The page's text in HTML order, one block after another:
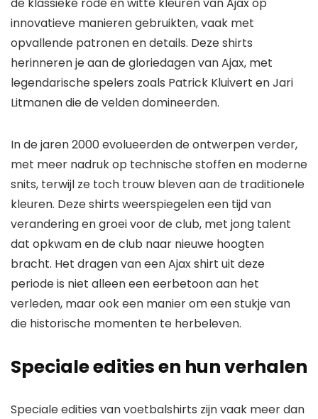
de klassieke rode en witte kleuren van Ajax op
innovatieve manieren gebruikten, vaak met
opvallende patronen en details. Deze shirts
herinneren je aan de gloriedagen van Ajax, met
legendarische spelers zoals Patrick Kluivert en Jari
Litmanen die de velden domineerden.
In de jaren 2000 evolueerden de ontwerpen verder,
met meer nadruk op technische stoffen en moderne
snits, terwijl ze toch trouw bleven aan de traditionele
kleuren. Deze shirts weerspiegelen een tijd van
verandering en groei voor de club, met jong talent
dat opkwam en de club naar nieuwe hoogten
bracht. Het dragen van een Ajax shirt uit deze
periode is niet alleen een eerbetoon aan het
verleden, maar ook een manier om een stukje van
die historische momenten te herbeleven.
Speciale edities en hun verhalen
Speciale edities van voetbalshirts zijn vaak meer dan